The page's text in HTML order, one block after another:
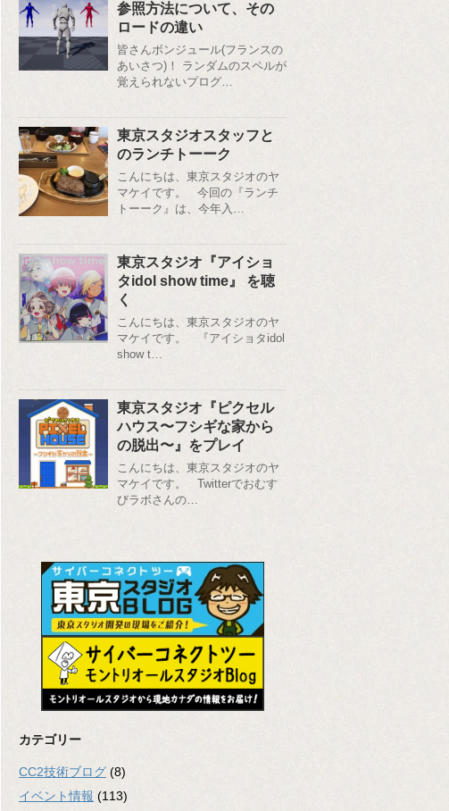
参照方法について、その
ロードの違い
皆さんボンジュール(フランスの
あいさつ)！ ランダムのスペルが
覚えられないプログ…
東京スタジオスタッフと
のランチトーーク
こんにちは、東京スタジオのヤ
マケイです。 今回の『ランチ
トーーク』は、今年入…
東京スタジオ『アイショ
タidol show time』 を聴
く
こんにちは、東京スタジオのヤ
マケイです。 『アイショタidol
show t…
東京スタジオ『ピクセル
ハウス〜フシギな家から
の脱出〜』をプレイ
こんにちは、東京スタジオのヤ
マケイです。 Twitterでおむす
びラボさんの…
カテゴリー
CC2技術ブログ (8)
イベント情報 (113)